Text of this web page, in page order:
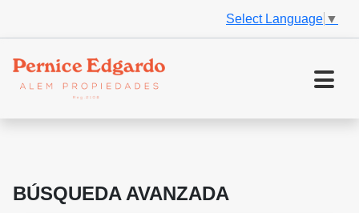
Select Language ▼
BÚSQUEDA AVANZADA